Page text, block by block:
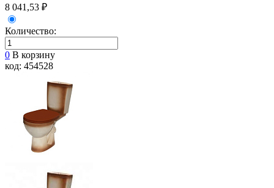
8 041,53 ₽
Количество:
0 В корзину
код: 454528